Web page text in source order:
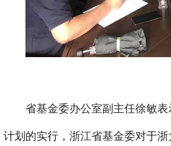
省基金委办公室副主任徐敏
计划的实行，浙江省基金委对于